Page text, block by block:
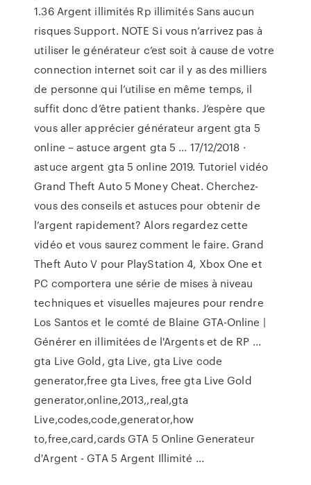
1.36 Argent illimités Rp illimités Sans aucun
risques Support. NOTE Si vous n’arrivez pas à
utiliser le générateur c’est soit à cause de votre
connection internet soit car il y as des milliers
de personne qui l’utilise en même temps, il
suffit donc d’être patient thanks. J’espère que
vous aller apprécier générateur argent gta 5
online – astuce argent gta 5 ... 17/12/2018 ·
astuce argent gta 5 online 2019. Tutoriel vidéo
Grand Theft Auto 5 Money Cheat. Cherchez-
vous des conseils et astuces pour obtenir de
l’argent rapidement? Alors regardez cette
vidéo et vous saurez comment le faire. Grand
Theft Auto V pour PlayStation 4, Xbox One et
PC comportera une série de mises à niveau
techniques et visuelles majeures pour rendre
Los Santos et le comté de Blaine GTA-Online |
Générer en illimitées de l'Argents et de RP ...
gta Live Gold, gta Live, gta Live code
generator,free gta Lives, free gta Live Gold
generator,online,2013,,real,gta
Live,codes,code,generator,how
to,free,card,cards GTA 5 Online Generateur
d'Argent - GTA 5 Argent Illimité ...